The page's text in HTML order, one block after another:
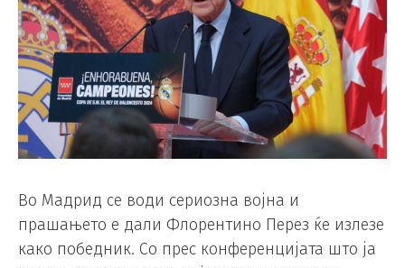
Во Мадрид се води сериозна војна и
прашањето е дали Флорентино Перез ќе излезе
како победник. Со прес конференцијата што ја